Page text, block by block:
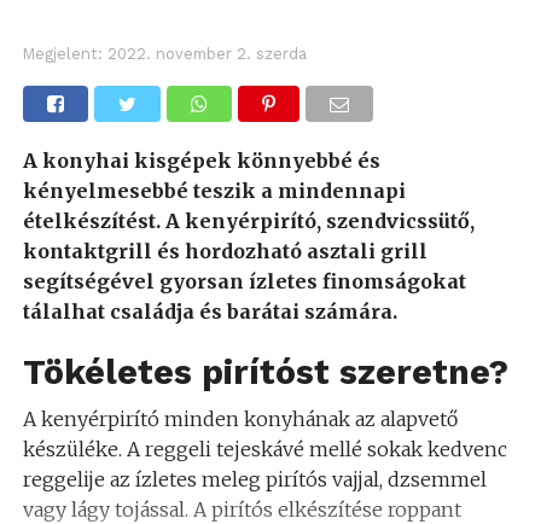
Megjelent: 2022. november 2. szerda
A konyhai kisgépek könnyebbé és
kényelmesebbé teszik a mindennapi
ételkészítést. A kenyérpirító, szendvicssütő,
kontaktgrill és hordozható asztali grill
segítségével gyorsan ízletes finomságokat
tálalhat családja és barátai számára.
Tökéletes pirítóst szeretne?
A kenyérpirító minden konyhának az alapvető
készüléke. A reggeli tejeskávé mellé sokak kedvenc
reggelije az ízletes meleg pirítós vajjal, dzsemmel
vagy lágy tojással. A pirítós elkészítése roppant